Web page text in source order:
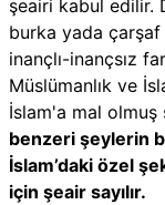
şeairi kabul edilir.
burka yada
inançlı-inançsız
Müslümanlık ve
İslam'a mal olmuş
benzeri şeylerin
İslam’daki özel
için şeair sayılır.